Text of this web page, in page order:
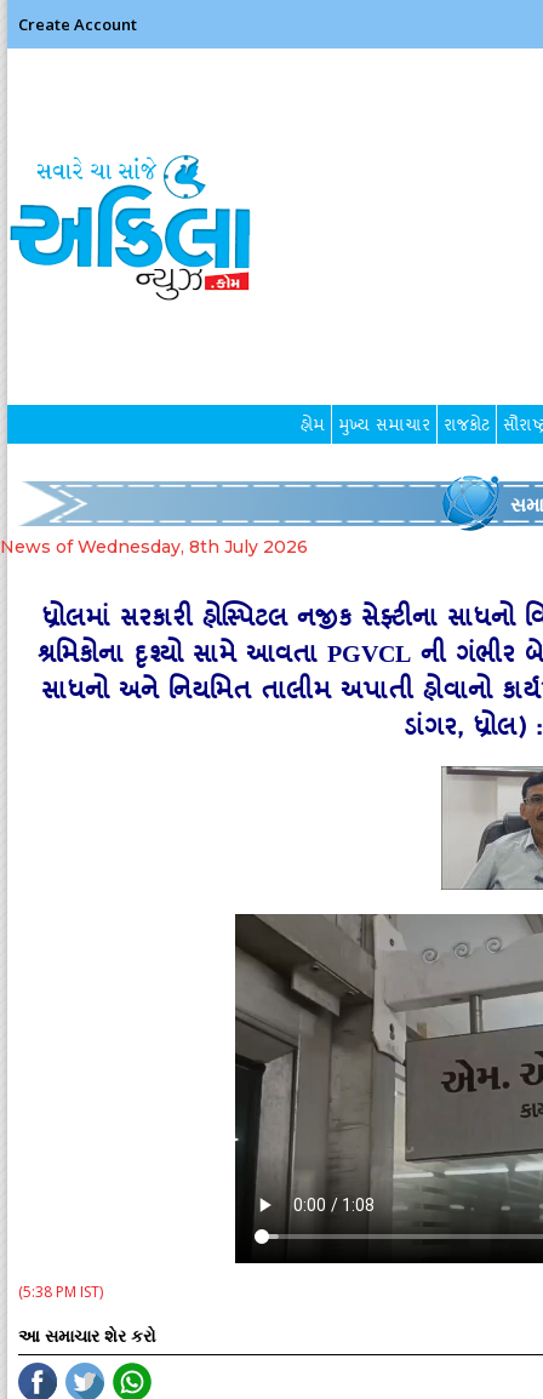
Create Account
હોમ મુખ્ય સમાચાર રાજકોટ
News of Wednesday, 8th July 2026
ધ્રોલમાં સરકારી હોસ્પિટલ નજીક સેફ્ટીના
શ્રમિકોના દૃશ્યો સામે આવતા PGVCL ની ગંભીર
સાધનો અને નિયમિત તાલીમ અપાતી હોવાનો
ડાંગર,
(5:38 PM IST)
આ સમાચાર શેર કરો